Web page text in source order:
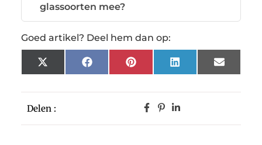
Delen :
glassoorten mee?
Goed artikel? Deel hem dan op:
X
(Twitter)
FacebookPinterestLinkedInEmail